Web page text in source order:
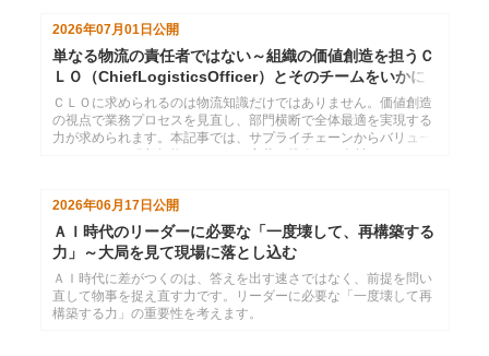
2026年07月01日 公開
単なる物流の責任者ではない～組織の価値創造を担うＣ
ＬＯ（ChiefLogisticsOfficer）とそのチームをいかに
育てるか
ＣＬＯに求められるのは物流知識だけではありません。価値創造
の視点で業務プロセスを見直し、部門横断で全体最適を実現する
力が求められます。本記事では、サプライチェーンからバリュー
2026年06月17日公開
ＡＩ時代のリーダーに必要な「一度壊して、再構築する
力」～大局を見て現場に落とし込む
ＡＩ時代に差がつくのは、答えを出す速さではなく、前提を問い
直して物事を捉え直す力です。リーダーに必要な「一度壊して再
構築する力」の重要性を考えます。